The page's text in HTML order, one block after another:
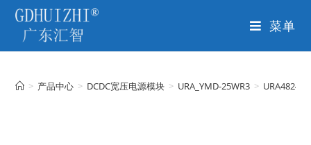
菜单
> 产品中心 > DCDC宽压电源模块 > URA_YMD-25WR3 >